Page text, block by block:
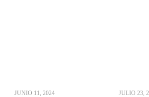
JUNIO 11, 2024 JULIO 23,